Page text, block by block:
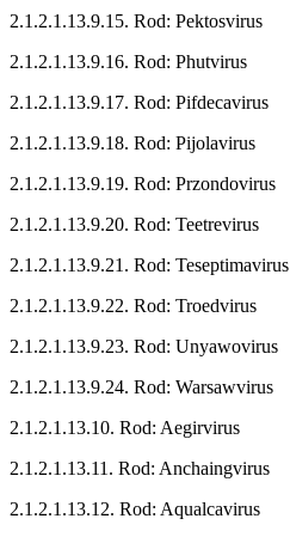
2.1.2.1.13.9.15. Rod: Pektosvirus
2.1.2.1.13.9.16. Rod: Phutvirus
2.1.2.1.13.9.17. Rod: Pifdecavirus
2.1.2.1.13.9.18. Rod: Pijolavirus
2.1.2.1.13.9.19. Rod: Przondovirus
2.1.2.1.13.9.20. Rod: Teetrevirus
2.1.2.1.13.9.21. Rod: Teseptimavirus
2.1.2.1.13.9.22. Rod: Troedvirus
2.1.2.1.13.9.23. Rod: Unyawovirus
2.1.2.1.13.9.24. Rod: Warsawvirus
2.1.2.1.13.10. Rod: Aegirvirus
2.1.2.1.13.11. Rod: Anchaingvirus
2.1.2.1.13.12. Rod: Aqualcavirus